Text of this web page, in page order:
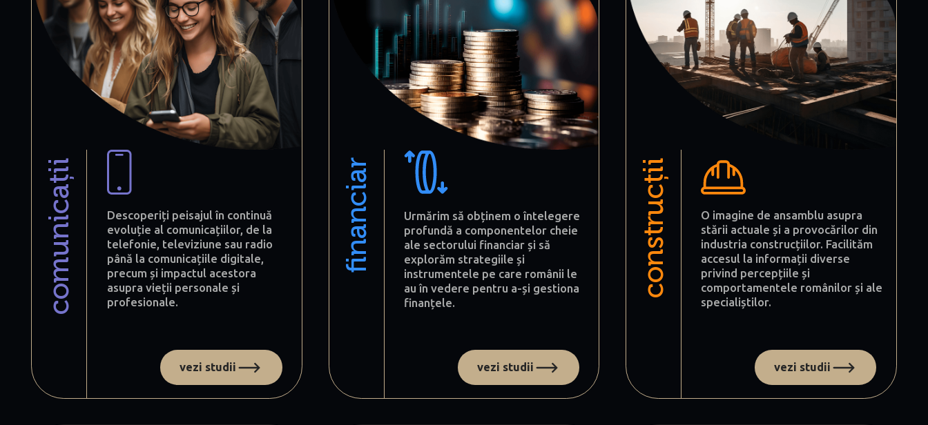
comunicații
Descoperiți peisajul în continuă
evoluție al comunicațiilor, de la
telefonie, televiziune sau radio
până la comunicațiile digitale,
precum și impactul acestora
asupra vieții personale și
profesionale.
vezi studii
financiar
Urmărim să obținem o întelegere
profundă a componentelor cheie
ale sectorului financiar și să
explorăm strategiile și
instrumentele pe care românii le
au în vedere pentru a-și gestiona
finanțele.
vezi studii
construcții
O imagine de ansamblu asupra
stării actuale și a provocărilor din
industria construcțiilor. Facilităm
accesul la informații diverse
privind percepțiile și
comportamentele românilor și ale
specialiștilor.
vezi studii